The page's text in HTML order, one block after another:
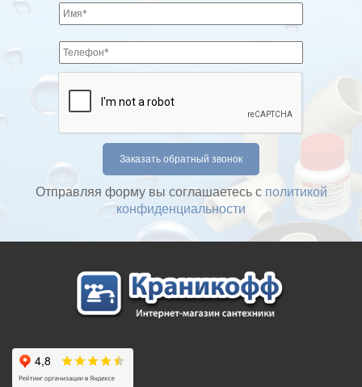
Отправляя форму вы соглашаетесь с политикой
конфиденциальности